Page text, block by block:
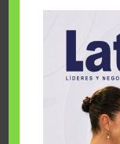
Cuando la
sueños